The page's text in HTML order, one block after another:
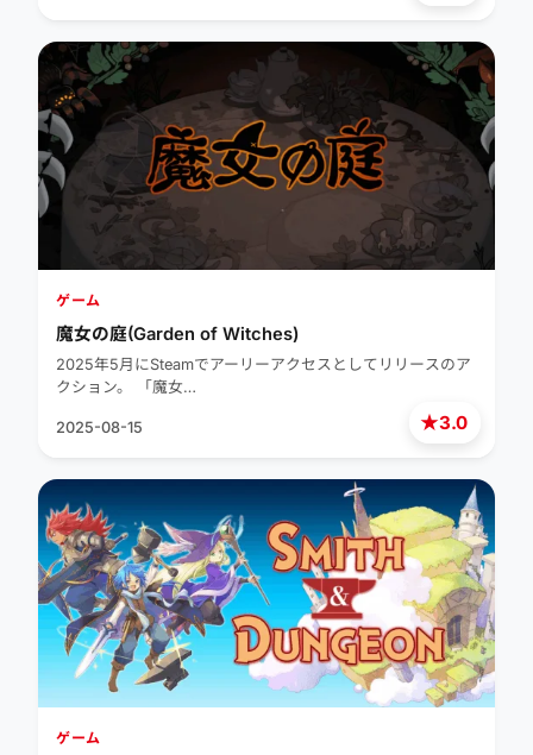
★3.0
ゲーム
魔女の庭(Garden of Witches)
2025年5月にSteamでアーリーアクセスとしてリリースのア
クション。 「魔女…
2025-08-15
ゲーム